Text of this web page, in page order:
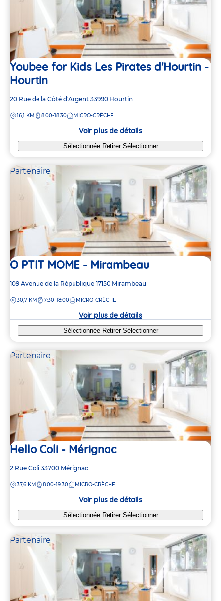
Youbee for Kids Les Pirates d'Hourtin -
Hourtin
Adresse
la
20 Rue de la Côté d'Argent 33990 Hourtin
DISTANCE
16,1 KM 8:00-18:30 MICRO-CRÈCHE
Voir plus de détails
Sélectionnée Retirer Sélectionner
Partenaire
O PTIT MOME - Mirambeau
Adresse
la
109 Avenue de la République 17150 Mirambeau
DISTANCE
30,7 KM 7:30-18:00 MICRO-CRÈCHE
Voir plus de détails
Sélectionnée Retirer Sélectionner
Partenaire
Hello Coli - Mérignac
Adresse
la
2 Rue Coli 33700 Mérignac
DISTANCE
37,6 KM 8:00-19:30 MICRO-CRÈCHE
Voir plus de détails
Sélectionnée Retirer Sélectionner
Partenaire